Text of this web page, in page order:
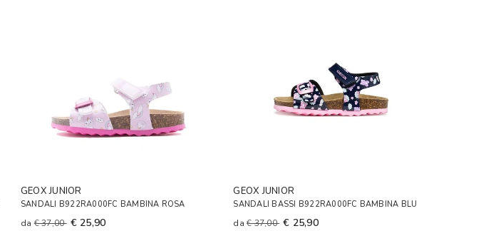
GEOX JUNIOR
SANDALI B922RA000FC BAMBINA ROSA
da€ 37,00 € 25,90
GEOX JUNIOR
SANDALI BASSI B922RA000FC BAMBINA BLU
da€ 37,00 € 25,90